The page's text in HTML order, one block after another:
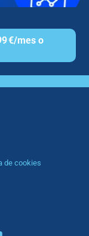
€/mes o
de cookies